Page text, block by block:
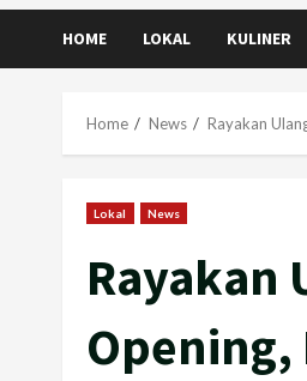
HOME LOKAL KULINER
Home News Rayakan
Lokal News
Rayakan
Opening,